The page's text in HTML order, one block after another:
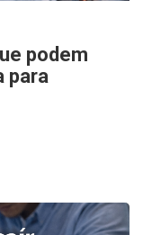
podem
para